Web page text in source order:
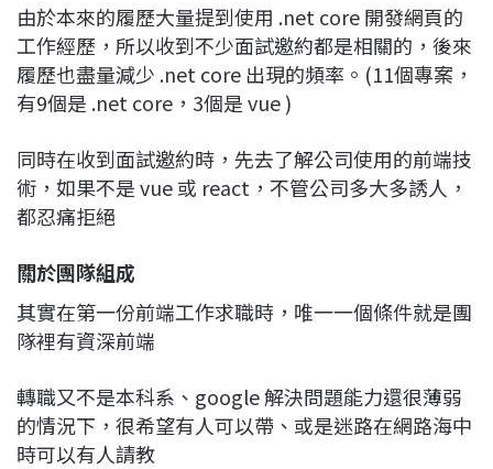
由於本來的履歷大量提到使用 .net core 開發網頁的
工作經歷，所以收到不少面試邀約都是相關的，後來
履歷也盡量減少 .net core 出現的頻率。(11個專案，
有9個是 .net core，3個是 vue )
同時在收到面試邀約時，先去了解公司使用的前端技
術，如果不是 vue 或 react，不管公司多大多誘人，
都忍痛拒絕
關於團隊組成
其實在第一份前端工作求職時，唯一一個條件就是團
隊裡有資深前端
轉職又不是本科系、google 解決問題能力還很薄弱
的情況下，很希望有人可以帶、或是迷路在網路海中
時可以有人請教